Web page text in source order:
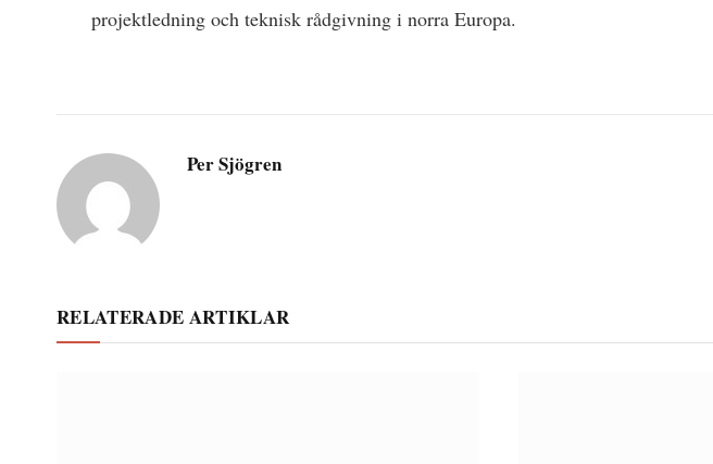
projektledning och teknisk rådgivning i norra Europa.
Per Sjögren
RELATERADE ARTIKLAR